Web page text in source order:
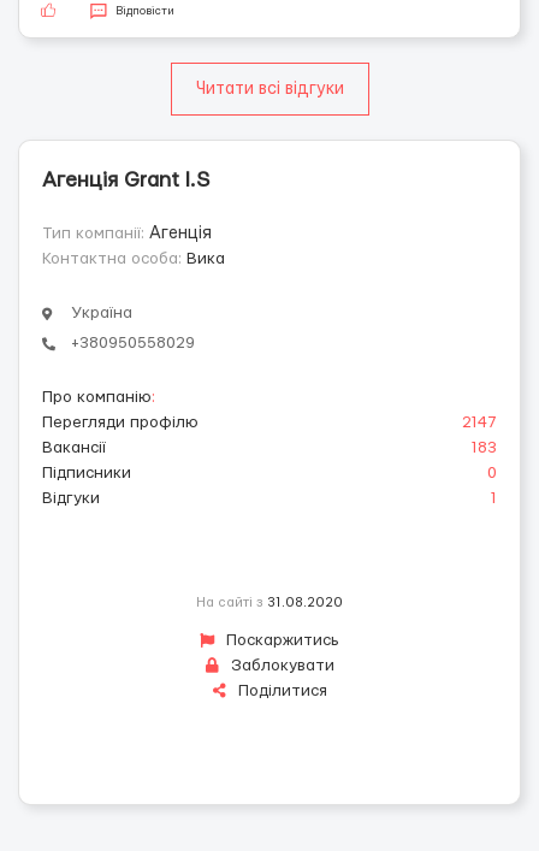
Відповісти
Читати всі відгуки
Агенція Grant I.S
Тип компанії: Агенція
Контактна особа: Вика
Україна
+380950558029
Про компанію:
Перегляди профілю
2147
Вакансії
183
Підписники
0
Відгуки
1
На сайті з 31.08.2020
Поскаржитись
Заблокувати
Поділитися